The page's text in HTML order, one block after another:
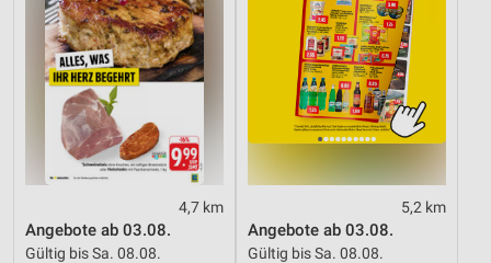
4,7 km
Angebote ab 03.08.
Gültig bis Sa. 08.08.
5,2 km
Angebote ab 03.08.
Gültig bis Sa. 08.08.
Nicht-IAB-Verarbeitungszwecke:
Notwendig
Performance
Funktional
Werbung